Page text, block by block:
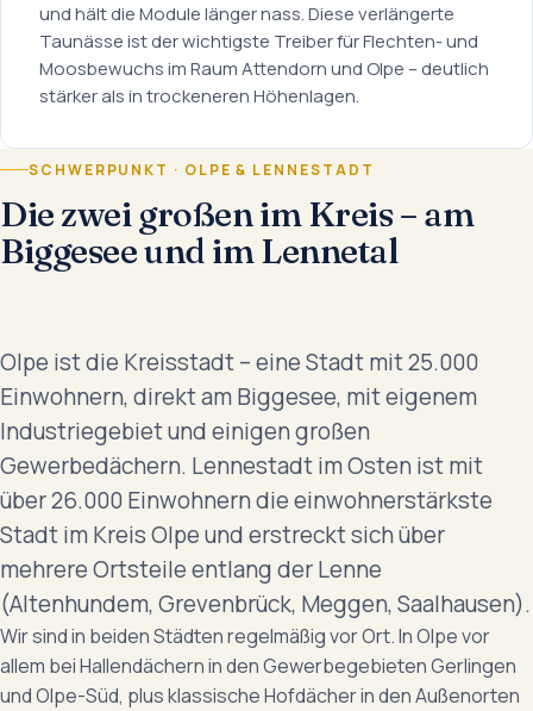
und hält die Module länger nass. Diese verlängerte
Taunässe ist der wichtigste Treiber für Flechten- und
Moosbewuchs im Raum Attendorn und Olpe – deutlich
stärker als in trockeneren Höhenlagen.
SCHWERPUNKT · OLPE & LENNESTADT
Die zwei großen im Kreis – am
Biggesee und im Lennetal
Olpe ist die Kreisstadt – eine Stadt mit 25.000
Einwohnern, direkt am Biggesee, mit eigenem
Industriegebiet und einigen großen
Gewerbedächern. Lennestadt im Osten ist mit
über 26.000 Einwohnern die einwohnerstärkste
Stadt im Kreis Olpe und erstreckt sich über
mehrere Ortsteile entlang der Lenne
(Altenhundem, Grevenbrück, Meggen, Saalhausen).
Wir sind in beiden Städten regelmäßig vor Ort. In Olpe vor
allem bei Hallendächern in den Gewerbegebieten Gerlingen
und Olpe-Süd, plus klassische Hofdächer in den Außenorten